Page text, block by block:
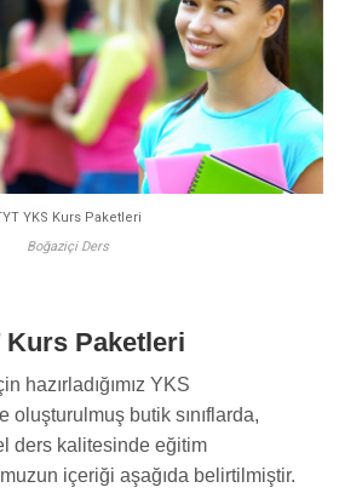
YKS Kurs Paketleri
Boğaziçi Ders
Kurs Paketleri
hazırladığımız YKS
oluşturulmuş butik sınıflarda,
ders kalitesinde eğitim
içeriği aşağıda belirtilmiştir.